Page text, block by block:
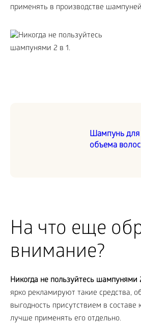
применять в производстве
Шампунь для
объема волос
На что еще
внимание?
Никогда не пользуйтесь шампунями
ярко рекламируют такие средства,
выгодность присутствием в
лучше применять его отдельно.